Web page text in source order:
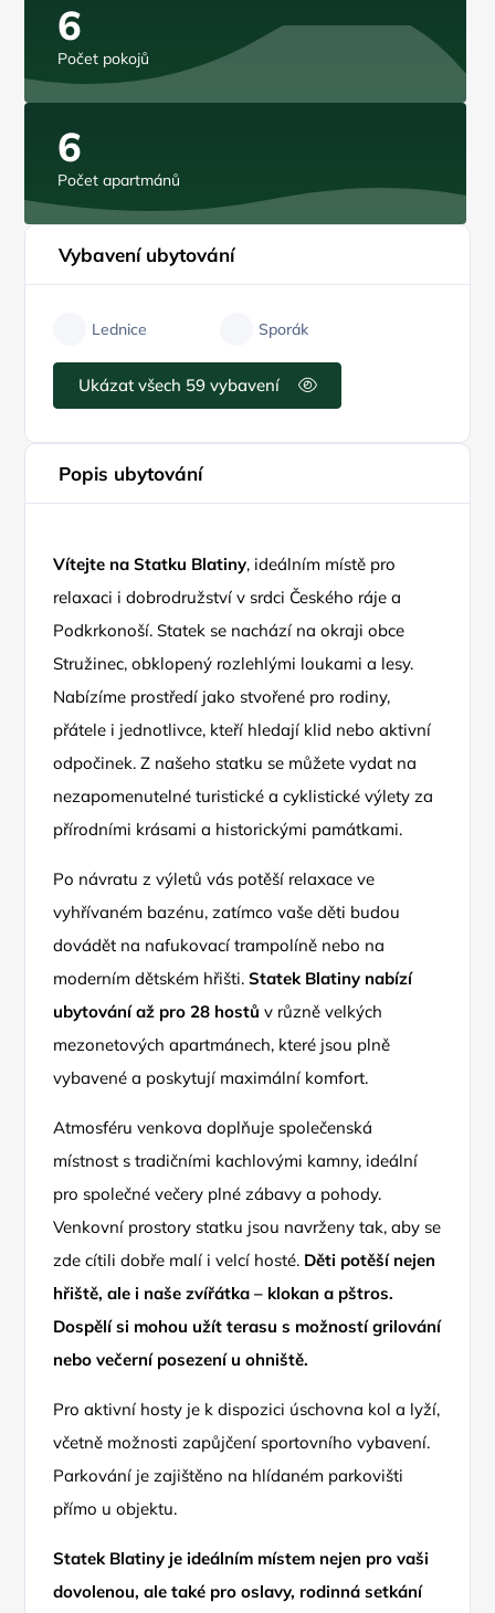
6
Počet pokojů
6
Počet apartmánů
Vybavení ubytování
Lednice Sporák
Ukázat všech 59 vybavení
Popis ubytování
Vítejte na Statku Blatiny, ideálním místě pro
relaxaci i dobrodružství v srdci Českého ráje a
Podkrkonoší. Statek se nachází na okraji obce
Stružinec, obklopený rozlehlými loukami a lesy.
Nabízíme prostředí jako stvořené pro rodiny,
přátele i jednotlivce, kteří hledají klid nebo aktivní
odpočinek. Z našeho statku se můžete vydat na
nezapomenutelné turistické a cyklistické výlety za
přírodními krásami a historickými památkami.
Po návratu z výletů vás potěší relaxace ve
vyhřívaném bazénu, zatímco vaše děti budou
dovádět na nafukovací trampolíně nebo na
moderním dětském hřišti.Statek Blatiny nabízí
ubytování až pro 28 hostů v různě velkých
mezonetových apartmánech, které jsou plně
vybavené a poskytují maximální komfort.
Atmosféru venkova doplňuje společenská
místnost s tradičními kachlovými kamny, ideální
pro společné večery plné zábavy a pohody.
Venkovní prostory statku jsou navrženy tak, aby se
zde cítili dobře malí i velcí hosté. Děti potěší nejen
hřiště, ale i naše zvířátka – klokan a pštros.
Dospělí si mohou užít terasu s možností grilování
nebo večerní posezení u ohniště.
Pro aktivní hosty je k dispozici úschovna kol a lyží,
včetně možnosti zapůjčení sportovního vybavení.
Parkování je zajištěno na hlídaném parkovišti
přímo u objektu.
Statek Blatiny je ideálním místem nejen pro vaši
dovolenou, ale také pro oslavy, rodinná setkání